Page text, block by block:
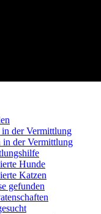
der Vermittlung
in der Vermittlung
Hunde
Katzen
gefunden